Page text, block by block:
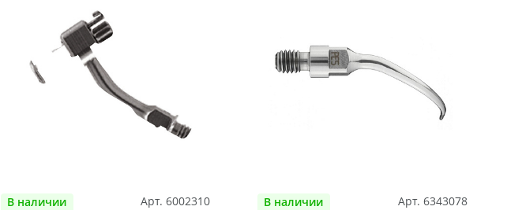
В наличии Арт. 6002310 В наличии Арт. 6343078